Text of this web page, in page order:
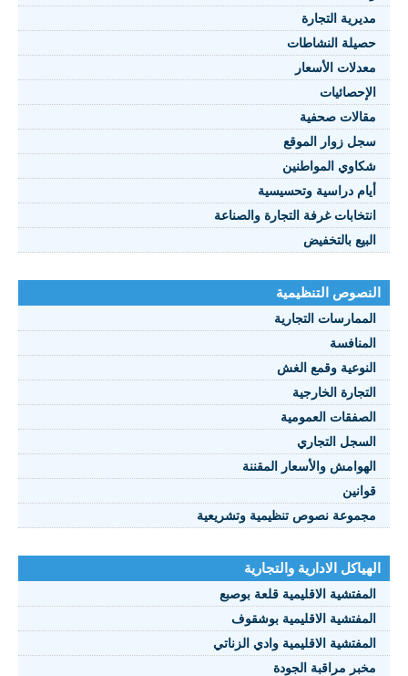
2021
التجارة
النشاطات
الأسعار
صحفية
زوار الموقع
المواطنين
دراسية وتحسيسية
غرفة التجارة والصناعة
بالتخفيض
التنظيمية
التجارية
وقمع الغش
الخارجية
العمومية
التجاري
والأسعار المقننة
نصوص تنظيمية وتشريعية
الادارية والتجارية
الاقليمية قلعة بوصبع
الاقليمية بوشقوف
الاقليمية وادي الزناتي
مراقبة الجودة